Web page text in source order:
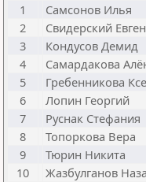
1
Самсонов Илья
2
Свидерский
3
Кондусов Демид
4
Самардакова
5
Гребенникова
6
Лопин Георгий
7
Руснак Стефания
8
Топоркова Вера
9
Тюрин Никита
10
Жазбулганов